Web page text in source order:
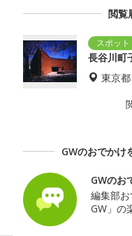
閲覧
長谷川町
東京
GWのおでかけ
GWのお
編集部
GW」の